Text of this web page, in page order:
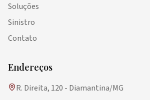
Soluções
Sinistro
Contato
Endereços
R. Direita, 120 - Diamantina/MG